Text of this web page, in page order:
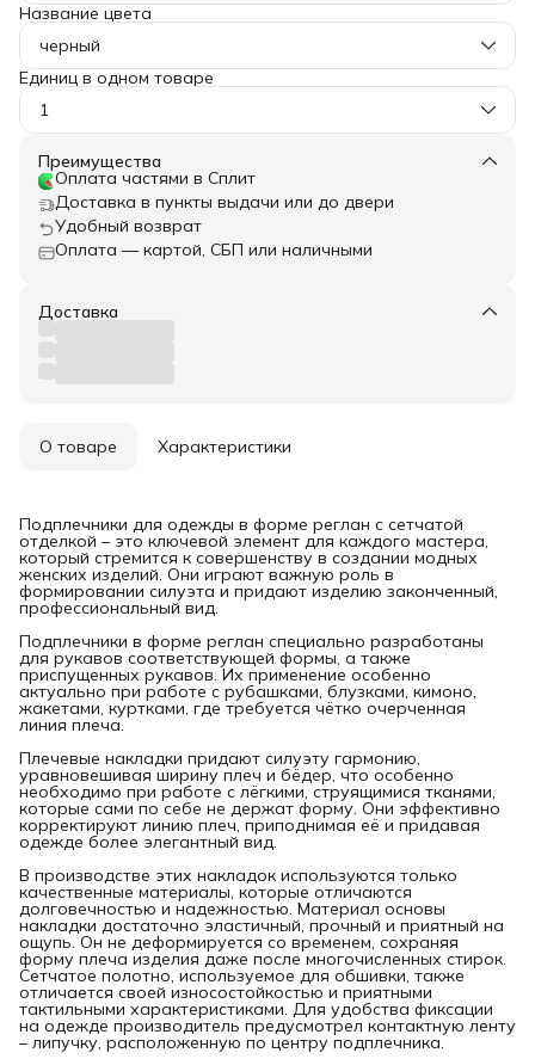
Название цвета
черный
Единиц в одном товаре
1
Преимущества
Оплата частями в Сплит
Доставка в пункты выдачи или до двери
Удобный возврат
Оплата — картой, СБП или наличными
Доставка
О товаре Характеристики
Подплечники для одежды в форме реглан с сетчатой
отделкой – это ключевой элемент для каждого мастера,
который стремится к совершенству в создании модных
женских изделий. Они играют важную роль в
формировании силуэта и придают изделию законченный,
профессиональный вид.
Подплечники в форме реглан специально разработаны
для рукавов соответствующей формы, а также
приспущенных рукавов. Их применение особенно
актуально при работе с рубашками, блузками, кимоно,
жакетами, куртками, где требуется чётко очерченная
линия плеча.
Плечевые накладки придают силуэту гармонию,
уравновешивая ширину плеч и бёдер, что особенно
необходимо при работе с лёгкими, струящимися тканями,
которые сами по себе не держат форму. Они эффективно
корректируют линию плеч, приподнимая её и придавая
одежде более элегантный вид.
В производстве этих накладок используются только
качественные материалы, которые отличаются
долговечностью и надежностью. Материал основы
накладки достаточно эластичный, прочный и приятный на
ощупь. Он не деформируется со временем, сохраняя
форму плеча изделия даже после многочисленных стирок.
Сетчатое полотно, используемое для обшивки, также
отличается своей износостойкостью и приятными
тактильными характеристиками. Для удобства фиксации
на одежде производитель предусмотрел контактную ленту
– липучку, расположенную по центру подплечника.